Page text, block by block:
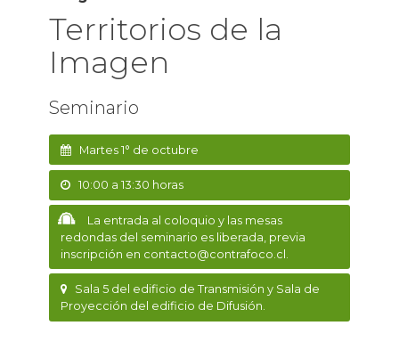
Territorios de la
Imagen
Seminario
Martes 1° de octubre
10:00 a 13:30 horas
La entrada al coloquio y las mesas
redondas del seminario es liberada, previa
inscripción en contacto@contrafoco.cl.
Sala 5 del edificio de Transmisión y Sala de
Proyección del edificio de Difusión.